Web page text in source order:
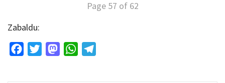
Page 57 of 62
Zabaldu:
FacebookTwitterMastodonWhatsApp